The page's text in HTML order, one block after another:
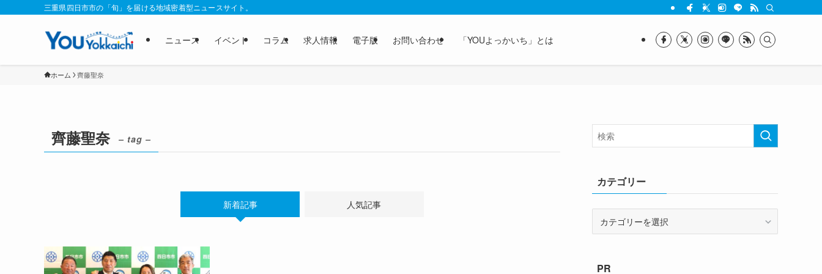
三重県四日市市の「旬」を届ける地域密着型ニュースサイト。
ニュース イベント コラム 求人情報 電子版 お問い合わせ 「YOUよっかいち」とは
ホーム 齊藤聖奈
齊藤聖奈 – tag –
新着記事 人気記事
カテゴリー
ーPR